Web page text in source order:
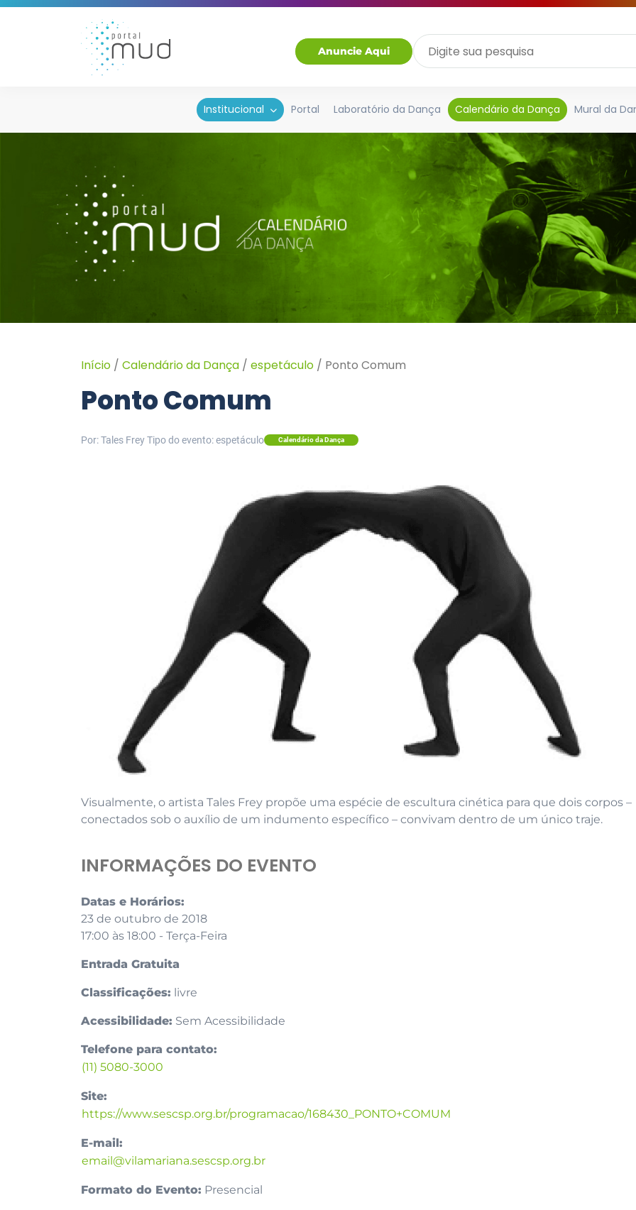
Anuncie Aqui
Institucional Portal Laboratório da Dança Calendário da Dança Mural da
Início / Calendário da Dança / espetáculo / Ponto Comum
Ponto Comum
Por: Tales FreyTipo do evento: espetáculo Calendário da Dança
Visualmente, o artista Tales Frey propõe uma espécie de escultura cinética para que dois corpos –
conectados sob o auxílio de um indumento específico – convivam dentro de um único traje.
INFORMAÇÕES DO EVENTO
Datas e Horários:
23 de outubro de 2018
17:00 às 18:00 - Terça-Feira
Entrada Gratuita
Classificações: livre
Acessibilidade: Sem Acessibilidade
Telefone para contato:
(11) 5080-3000
Site:
https://www.sescsp.org.br/programacao/168430_PONTO+COMUM
E-mail:
email@vilamariana.sescsp.org.br
Formato do Evento: Presencial